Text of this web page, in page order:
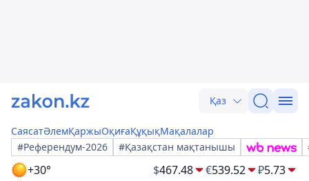
Қаз
СаясатӘлемҚаржыОқиғаҚұқықМақалалар
#Референдум-2026
#Қазақстан мақтанышы
+30° $467.48 €539.52 ₽5.73